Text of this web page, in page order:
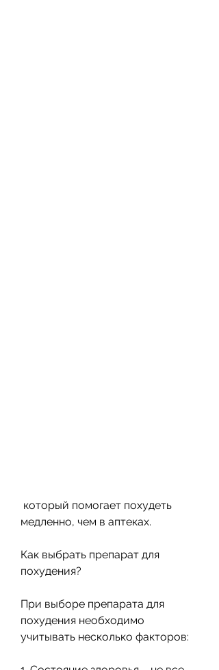
медленно, чем в аптеках.
Как выбрать препарат для
похудения?
При выборе препарата для
похудения необходимо
учитывать несколько факторов: